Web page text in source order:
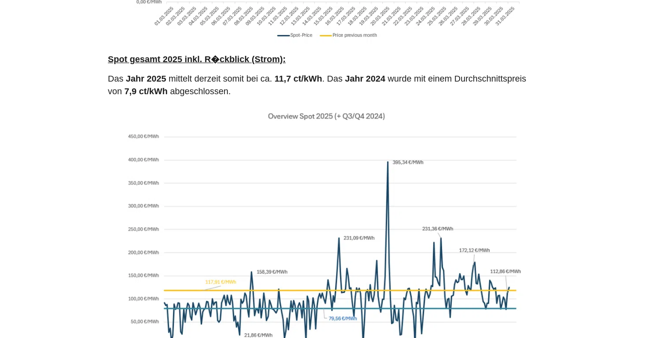
Spot gesamt 2025 inkl. R�ckblick (Strom):
Das Jahr 2025 mittelt derzeit somit bei ca. 11,7 ct/kWh. Das Jahr 2024 wurde mit einem Durchschnittspreis
von 7,9 ct/kWh abgeschlossen.